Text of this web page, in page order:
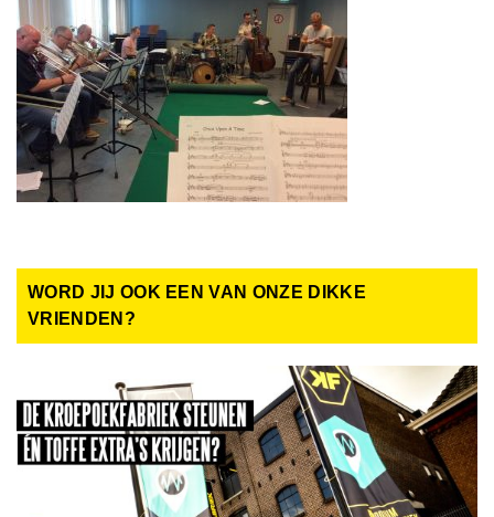
WORD JIJ OOK EEN VAN ONZE DIKKE
VRIENDEN?